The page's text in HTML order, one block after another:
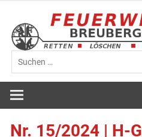
springen
Nr. 15/2024 | H-